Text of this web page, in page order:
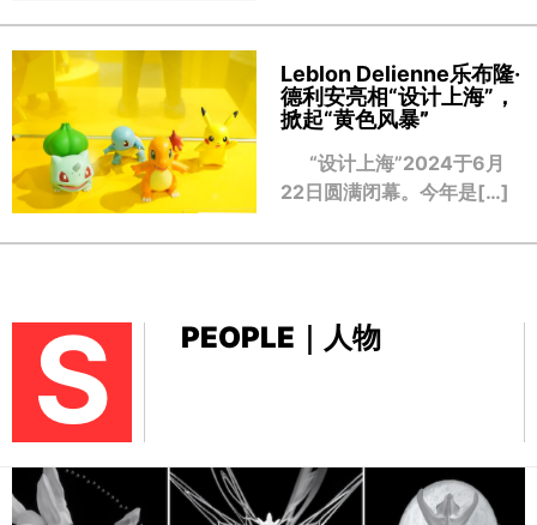
Leblon Delienne乐布隆·
德利安亮相“设计上海”，
掀起“黄色风暴”
“设计上海”2024于6月
22日圆满闭幕。今年是[…]
S PEOPLE｜人物